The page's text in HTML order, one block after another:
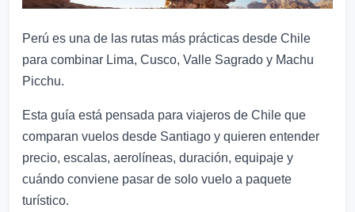
Perú es una de las rutas más prácticas desde Chile
para combinar Lima, Cusco, Valle Sagrado y Machu
Picchu.
Esta guía está pensada para viajeros de Chile que
comparan vuelos desde Santiago y quieren entender
precio, escalas, aerolíneas, duración, equipaje y
cuándo conviene pasar de solo vuelo a paquete
turístico.